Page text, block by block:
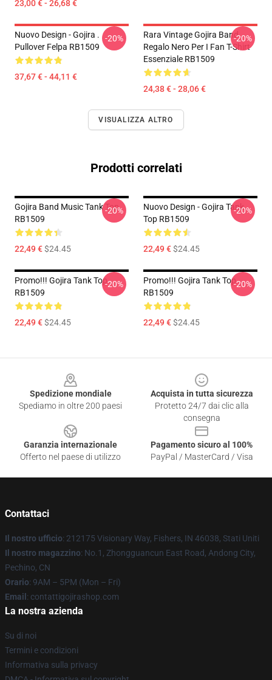
23,00 € - 26,68 €
Nuovo Design - Gojira .
Pullover Felpa RB1509
37,67 € - 44,11 €
-20%
Rara Vintage Gojira Band
Regalo Nero Per I Fan T-Shirt
Essenziale RB1509
24,38 € - 28,06 €
-20%
VISUALIZZA ALTRO
Prodotti correlati
Gojira Band Music Tank Top
RB1509
22,49 €$24.45
-20%
Nuovo Design - Gojira Tank
Top RB1509
22,49 €$24.45
-20%
Promo!!! Gojira Tank Top
RB1509
22,49 €$24.45
-20%
Promo!!! Gojira Tank Top
RB1509
22,49 €$24.45
-20%
Spedizione mondiale
Spediamo in oltre 200 paesi
Acquista in tutta sicurezza
Protetto 24/7 dai clic alla
consegna
Garanzia internazionale
Offerto nel paese di utilizzo
Pagamento sicuro al 100%
PayPal / MasterCard / Visa
Contattaci
Il nostro ufficio: 212175 Visionary Way, Fishers, IN 46038, Stati Uniti
Il nostro magazzino: No.1, Zhongguancun East Road, Andong City,
Pechino, CN
Orario: 9AM – 5PM (Mon – Fri)
Email : contattigojirashop.com
La nostra azienda
Su di noi
Termini e condizioni
Informativa sulla privacy